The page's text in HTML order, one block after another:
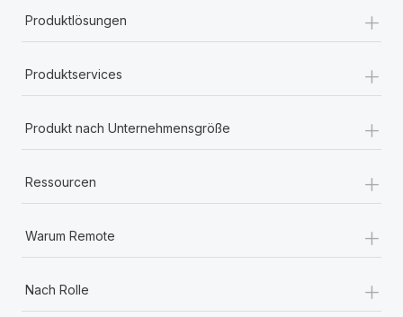
Produktlösungen +
Produktservices +
Produkt nach Unternehmensgröße +
Ressourcen +
Warum Remote +
Nach Rolle +